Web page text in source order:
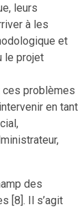
leurs
à les
et
le projet
ces problèmes
en tant
des
[8]. Il s’agit